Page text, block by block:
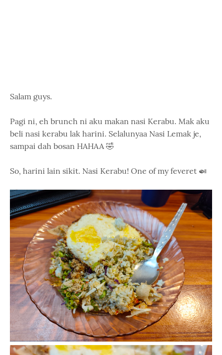
Salam guys.
Pagi ni, eh brunch ni aku makan nasi Kerabu. Mak aku
beli nasi kerabu lak harini. Selalunyaa Nasi Lemak je,
sampai dah bosan HAHAA 🤣
So, harini lain sikit. Nasi Kerabu! One of my feveret 🍛